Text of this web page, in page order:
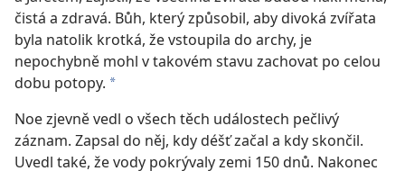
čistá a zdravá. Bůh, který způsobil, aby divoká zvířata
byla natolik krotká, že vstoupila do archy, je
nepochybně mohl v takovém stavu zachovat po celou
dobu potopy. a
Noe zjevně vedl o všech těch událostech pečlivý
záznam. Zapsal do něj, kdy déšť začal a kdy skončil.
Uvedl také, že vody pokrývaly zemi 150 dnů. Nakonec